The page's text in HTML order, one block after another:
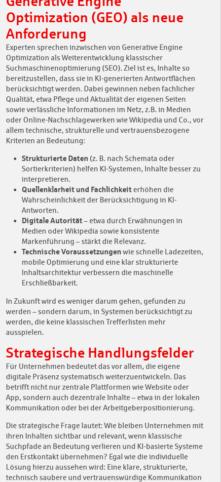
Optimization (GEO) als neue
Anforderung
Experten sprechen inzwischen von Generative Engine
Optimization als Weiterentwicklung klassischer
Suchmaschinenoptimierung (SEO). Ziel ist es, Inhalte so
bereitzustellen, dass sie in KI-generierten Antwortflächen
berücksichtigt werden. Dabei gewinnen neben fachlicher
Qualität, etwa Pflege und Aktualität der eigenen Seiten
sowie verlässliche Informationen im Netz, z.B. in Medien
oder Online-Nachschlagewerken wie Wikipedia und Co., vor
allem technische, strukturelle und vertrauensbezogene
Kriterien an Bedeutung:
Strukturierte Daten (z. B. nach Schemata oder
Sortierkriterien) helfen KI-Systemen, Inhalte besser zu
interpretieren.
Quellenklarheit und Fachlichkeit erhöhen die
Wahrscheinlichkeit der Berücksichtigung in KI-
Antworten.
Digitale Autorität– etwa durch Erwähnungen in
Medien oder Wikipedia sowie konsistente
Markenführung – stärkt die Relevanz.
Technische Voraussetzungen wie schnelle Ladezeiten,
mobile Optimierung und eine klar strukturierte
Inhaltsarchitektur verbessern die maschinelle
Erschließbarkeit.
In Zukunft wird es weniger darum gehen, gefunden zu
werden – sondern darum, in Systemen berücksichtigt zu
werden, die keine klassischen Trefferlisten mehr
ausspielen.
Strategische Handlungsfelder
Für Unternehmen bedeutet das vor allem, die eigene
digitale Präsenz systematisch weiterzuentwickeln. Das
betrifft nicht nur zentrale Plattformen wie Website oder
App, sondern auch dezentrale Inhalte – etwa in der lokalen
Kommunikation oder bei der Arbeitgeberpositionierung.
Die strategische Frage lautet: Wie bleiben Unternehmen mit
ihren Inhalten sichtbar und relevant, wenn klassische
Suchpfade an Bedeutung verlieren und KI-basierte Systeme
den Erstkontakt übernehmen? Egal wie die individuelle
Lösung hierzu aussehen wird: Eine klare, strukturierte,
technisch saubere und vertrauenswürdige Kommunikation